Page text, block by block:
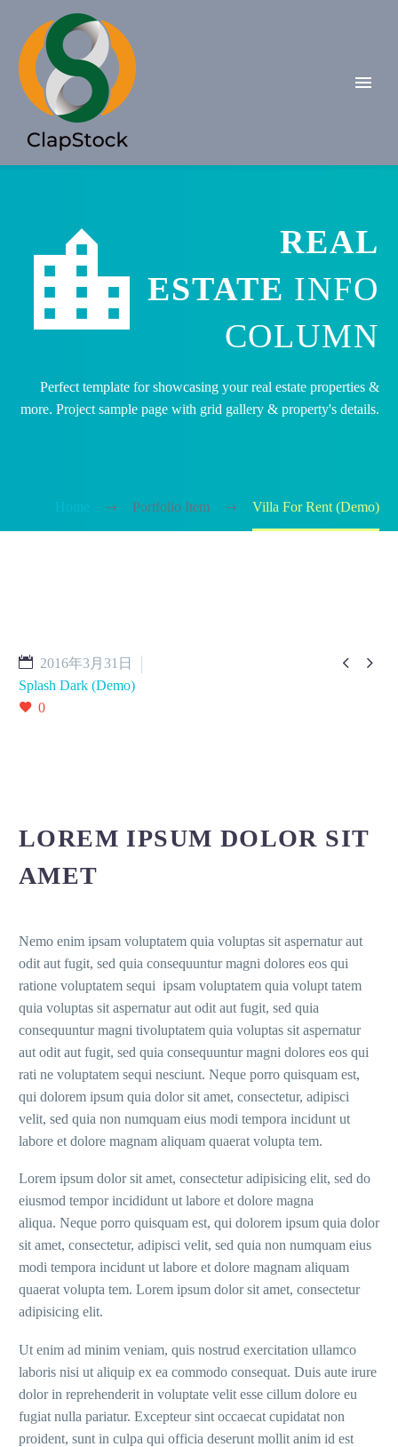


REAL
ESTATE INFO
COLUMN
Perfect template for showcasing your real estate properties &
more. Project sample page with grid gallery & property's details.
Home Portfolio Item Villa For Rent (Demo)
 
2016年3月31日
Splash Dark (Demo)
0
LOREM IPSUM DOLOR SIT
AMET
Nemo enim ipsam voluptatem quia voluptas sit aspernatur aut
odit aut fugit, sed quia consequuntur magni dolores eos qui
ratione voluptatem sequi ipsam voluptatem quia volupt tatem
quia voluptas sit aspernatur aut odit aut fugit, sed quia
consequuntur magni tivoluptatem quia voluptas sit aspernatur
aut odit aut fugit, sed quia consequuntur magni dolores eos qui
rati ne voluptatem sequi nesciunt. Neque porro quisquam est,
qui dolorem ipsum quia dolor sit amet, consectetur, adipisci
velit, sed quia non numquam eius modi tempora incidunt ut
labore et dolore magnam aliquam quaerat volupta tem.
Lorem ipsum dolor sit amet, consectetur adipisicing elit, sed do
eiusmod tempor incididunt ut labore et dolore magna
aliqua. Neque porro quisquam est, qui dolorem ipsum quia dolor
sit amet, consectetur, adipisci velit, sed quia non numquam eius
modi tempora incidunt ut labore et dolore magnam aliquam
quaerat volupta tem. Lorem ipsum dolor sit amet, consectetur
adipisicing elit.
Ut enim ad minim veniam, quis nostrud exercitation ullamco
laboris nisi ut aliquip ex ea commodo consequat. Duis aute irure
dolor in reprehenderit in voluptate velit esse cillum dolore eu
fugiat nulla pariatur. Excepteur sint occaecat cupidatat non
proident, sunt in culpa qui officia deserunt mollit anim id est